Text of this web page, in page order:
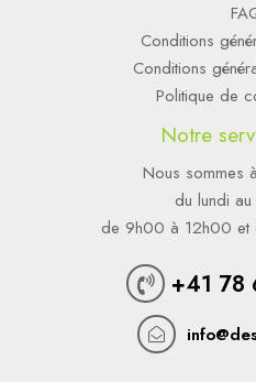
Conditions
Conditions
Politique de
Notre
Nous sommes
du lundi
de 9h00 à 12h00 et
+41 78